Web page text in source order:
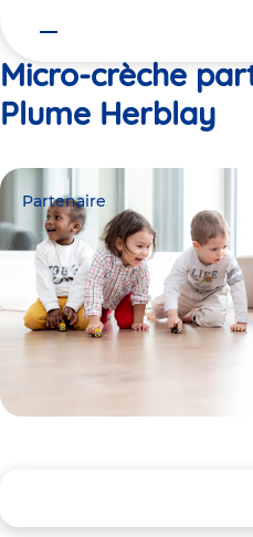
Micro-crèche
Plume Herblay
Partenaire